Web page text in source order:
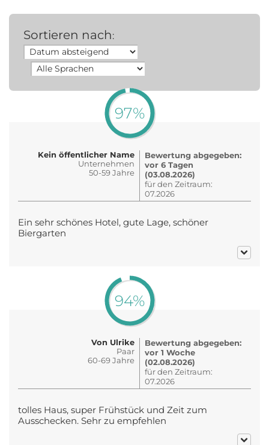
Sortieren nach:
97%
Kein öffentlicher Name
Unternehmen
50-59 Jahre
Bewertung abgegeben:
vor 6 Tagen
(03.08.2026)
für den Zeitraum:
07.2026
Ein sehr schönes Hotel, gute Lage, schöner
Biergarten
94%
Von Ulrike
Paar
60-69 Jahre
Bewertung abgegeben:
vor 1 Woche
(02.08.2026)
für den Zeitraum:
07.2026
tolles Haus, super Frühstück und Zeit zum
Ausschecken. Sehr zu empfehlen